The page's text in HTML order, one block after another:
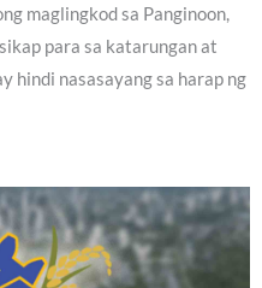
maglingkod sa Panginoon,
para sa katarungan at
hindi nasasayang sa harap ng